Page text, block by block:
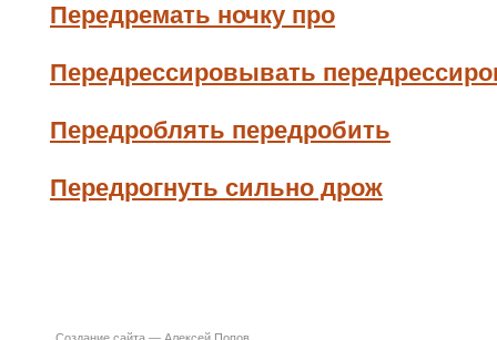
Передремать ночку про
Передрессировывать
Передроблять передробить
Передрогнуть сильно дрож